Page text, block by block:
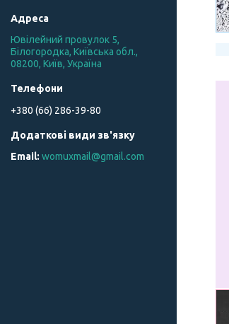
Ювілейний провулок 5,
Білогородка, Київська обл.,
08200, Київ, Україна
+380 (66) 286-39-80
womuxmail@gmail.com